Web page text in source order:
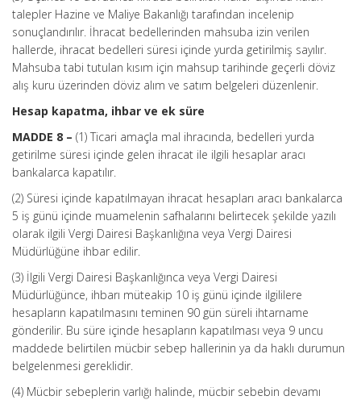
talepler Hazine ve Maliye Bakanlığı tarafından incelenip
sonuçlandırılır. İhracat bedellerinden mahsuba izin verilen
hallerde, ihracat bedelleri süresi içinde yurda getirilmiş sayılır.
Mahsuba tabi tutulan kısım için mahsup tarihinde geçerli döviz
alış kuru üzerinden döviz alım ve satım belgeleri düzenlenir.
Hesap kapatma, ihbar ve ek süre
MADDE 8 – (1) Ticari amaçla mal ihracında, bedelleri yurda
getirilme süresi içinde gelen ihracat ile ilgili hesaplar aracı
bankalarca kapatılır.
(2) Süresi içinde kapatılmayan ihracat hesapları aracı bankalarca
5 iş günü içinde muamelenin safhalarını belirtecek şekilde yazılı
olarak ilgili Vergi Dairesi Başkanlığına veya Vergi Dairesi
Müdürlüğüne ihbar edilir.
(3) İlgili Vergi Dairesi Başkanlığınca veya Vergi Dairesi
Müdürlüğünce, ihbarı müteakip 10 iş günü içinde ilgililere
hesapların kapatılmasını teminen 90 gün süreli ihtarname
gönderilir. Bu süre içinde hesapların kapatılması veya 9 uncu
maddede belirtilen mücbir sebep hallerinin ya da haklı durumun
belgelenmesi gereklidir.
(4) Mücbir sebeplerin varlığı halinde, mücbir sebebin devamı